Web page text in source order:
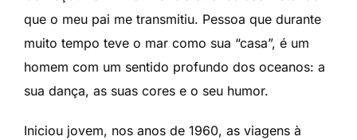
que o meu pai me transmitiu. Pessoa que durante
muito tempo teve o mar como sua “casa”, é um
homem com um sentido profundo dos oceanos: a
sua dança, as suas cores e o seu humor.
Iniciou jovem, nos anos de 1960, as viagens à